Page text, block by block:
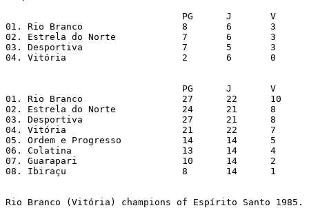
01. Rio Branco          	8	6	3	2	1	5	4	1	67%
02. Estrela do Norte    	7	6	3	1	2	8	5	3	58%
03. Desportiva          	7	5	3	1	1	6	5	1	70%
04. Vitória             	2	6	0	2	4	4	8	-4	17%
01. Rio Branco          	27	22	10	7	5	25	18	7	61%
02. Estrela do Norte    	24	21	8	8	5	19	13	6	57%
03. Desportiva          	27	21	8	11	2	20	14	6	64%
04. Vitória             	21	22	7	7	8	21	26	-5	48%
05. Ordem e Progresso   	14	14	5	4	5	15	17	-2	50%
06. Colatina            	13	14	4	5	5	9	8	1	46%
07. Guarapari           	10	14	2	6	6	9	13	-4	36%
08. Ibiraçu             	8	14	1	6	7	12	19	-7	29%
Rio Branco (Vitória) champions of Espírito Santo 1985.